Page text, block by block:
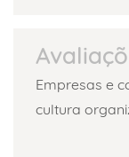
Empresas e
cultura